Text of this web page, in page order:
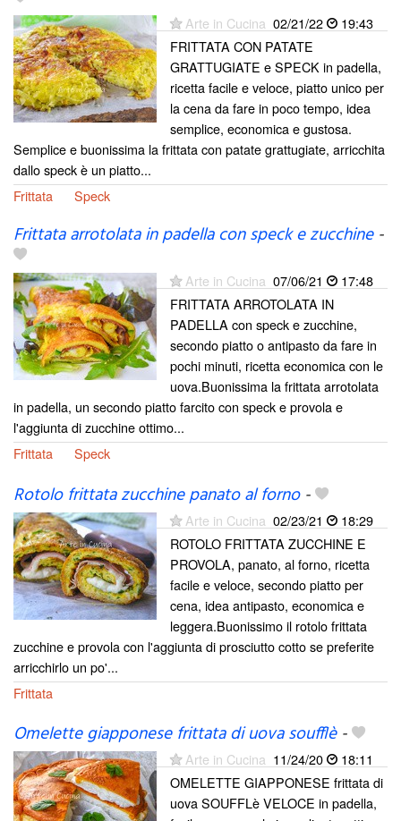
Arte in Cucina 02/21/22
19:43
FRITTATA CON PATATE
GRATTUGIATE e SPECK in padella,
ricetta facile e veloce, piatto unico per
la cena da fare in poco tempo, idea
semplice, economica e gustosa.
Semplice e buonissima la frittata con patate grattugiate, arricchita
dallo speck è un piatto...
Frittata
Speck
Frittata arrotolata in padella con speck e zucchine-
Arte in Cucina 07/06/21
17:48
FRITTATA ARROTOLATA IN
PADELLA con speck e zucchine,
secondo piatto o antipasto da fare in
pochi minuti, ricetta economica con le
uova.Buonissima la frittata arrotolata
in padella, un secondo piatto farcito con speck e provola e
l'aggiunta di zucchine ottimo...
Frittata
Speck
Rotolo frittata zucchine panato al forno-
Arte in Cucina 02/23/21
18:29
ROTOLO FRITTATA ZUCCHINE E
PROVOLA, panato, al forno, ricetta
facile e veloce, secondo piatto per
cena, idea antipasto, economica e
leggera.Buonissimo il rotolo frittata
zucchine e provola con l'aggiunta di prosciutto cotto se preferite
arricchirlo un po'...
Frittata
Omelette giapponese frittata di uova soufflè-
Arte in Cucina 11/24/20
18:11
OMELETTE GIAPPONESE frittata di
uova SOUFFLè VELOCE in padella,